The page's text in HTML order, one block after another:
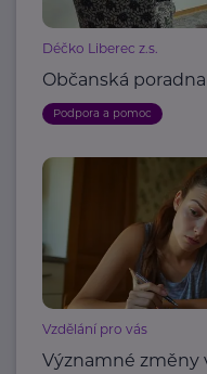
Déčko Liberec z.s.
Občanská
Podpora a pomoc
Vzdělání pro vás
Významné změny